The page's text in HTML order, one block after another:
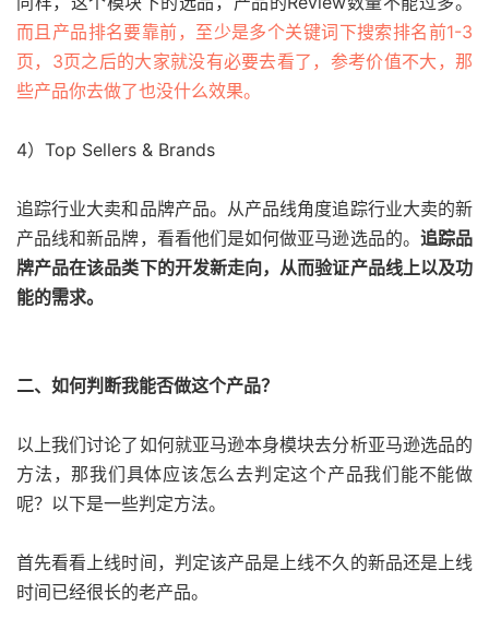
而且产品排名要靠前，至少是多个关键词下搜索排名前1-3
页，3页之后的大家就没有必要去看了，参考价值不大，那
些产品你去做了也没什么效果。
4）Top Sellers & Brands
追踪行业大卖和品牌产品。从产品线角度追踪行业大卖的新
产品线和新品牌，看看他们是如何做亚马逊选品的。 追踪品
牌产品在该品类下的开发新走向，从而验证产品线上以及功
能的需求。
二、如何判断我能否做这个产品？
以上我们讨论了如何就亚马逊本身模块去分析亚马逊选品的
方法，那我们具体应该怎么去判定这个产品我们能不能做
呢？以下是一些判定方法。
首先看看上线时间，判定该产品是上线不久的新品还是上线
时间已经很长的老产品。